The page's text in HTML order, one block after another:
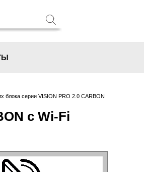
блока серии VISION PRO 2.0 CARBON
с Wi-Fi